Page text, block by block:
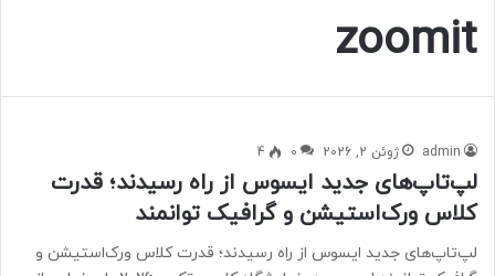
zoomit
admin ژوئن 2, 2026 0
4
لپ‌تاپ‌های جدید ایسوس از راه رسیدند؛ قدرت
کلاس ورک‌استیشن و گرافیک توانمند
لپ‌تاپ‌های جدید ایسوس از راه رسیدند؛ قدرت کلاس ورک‌استیشن و